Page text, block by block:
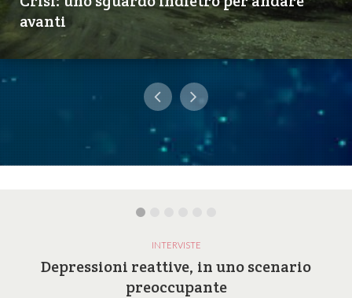
avanti
INTERVISTE
Depressioni reattive, in uno scenario
preoccupante